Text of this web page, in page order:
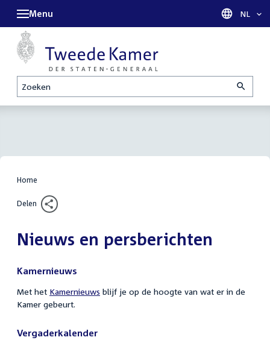
Zoeken
Menu Taal
NL
Home
Delen
Nieuws en persberichten
Kamernieuws
Met het Kamernieuws blijf je op de hoogte van wat er in de
Kamer gebeurt.
Vergaderkalender